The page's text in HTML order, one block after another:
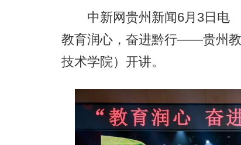
中新网贵州新闻6月3日电
教育润心，奋进黔行——贵州教
技术学院）开讲。